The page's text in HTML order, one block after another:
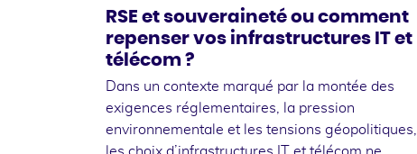
RSE et souveraineté ou comment
repenser vos infrastructures IT et
télécom ?
Dans un contexte marqué par la montée des
exigences réglementaires, la pression
environnementale et les tensions géopolitiques,